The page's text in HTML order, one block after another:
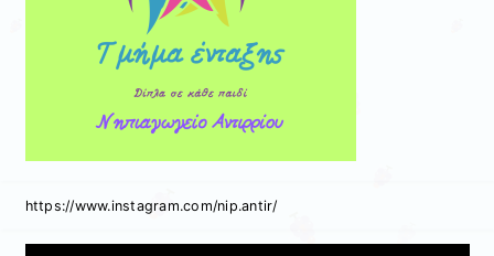
https://www.instagram.com/nip.antir/